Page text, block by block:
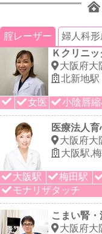
腟レーザー
婦人科形
Ｋクリニッ
大阪府大
北新地駅
女医 小陰唇
医療法人
大阪府大
大阪駅,
大阪駅 梅田駅
モナリザタッチ
こまい腎
大阪府大